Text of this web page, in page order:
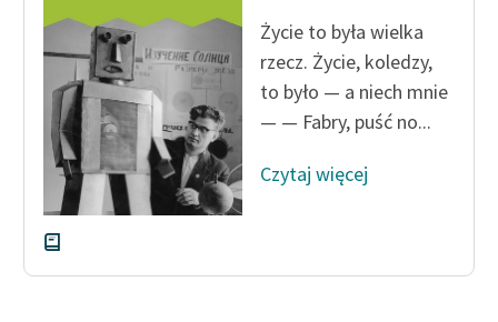
Zasady wykorzystania
Wolnych Lektur
Logotypy
Materiały promocyjne
Polityka prywatności
Regulamin biblioteki
Życie to była wielka
rzecz. Życie, koledzy,
to było — a niech mnie
— — Fabry, puść no...
Czytaj więcej